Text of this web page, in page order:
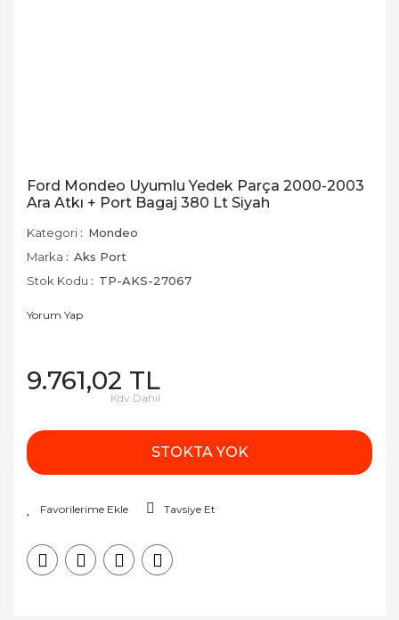
Ford Mondeo Uyumlu Yedek Parça 2000-2003
Ara Atkı + Port Bagaj 380 Lt Siyah
Kategori
Mondeo
Marka
Aks Port
Stok Kodu
TP-AKS-27067
Yorum Yap
9.761,02 TL
Kdv Dahil
STOKTA YOK
Tavsiye Et